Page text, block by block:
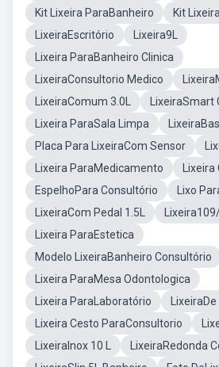
Kit Lixeira ParaBanheiro
Kit
LixeiraEscritório
Lixeira9L
Lixeira ParaBanheiro Clinica
LixeiraConsultorio Medico
LixeiraComum 3.0L
LixeiraSmart
Lixeira ParaSala Limpa
Placa Para LixeiraCom Sensor
Lixeira ParaMedicamento
EspelhoPara Consultório
Lixo
LixeiraCom Pedal 1.5L
Lixeira ParaEstetica
Modelo LixeiraBanheiro Consultório
Lixeira ParaMesa Odontologica
Lixeira ParaLaboratório
Lixeira Cesto ParaConsultorio
LixeiraInox 10 L
LixeiraRedonda